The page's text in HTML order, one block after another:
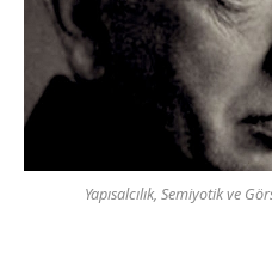
Yapısalcılık, Semiyotik ve